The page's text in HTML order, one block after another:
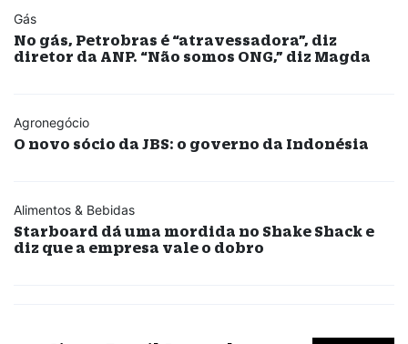
Gás
No gás, Petrobras é “atravessadora”, diz
diretor da ANP. “Não somos ONG,” diz Magda
Agronegócio
O novo sócio da JBS: o governo da Indonésia
Alimentos & Bebidas
Starboard dá uma mordida no Shake Shack e
diz que a empresa vale o dobro